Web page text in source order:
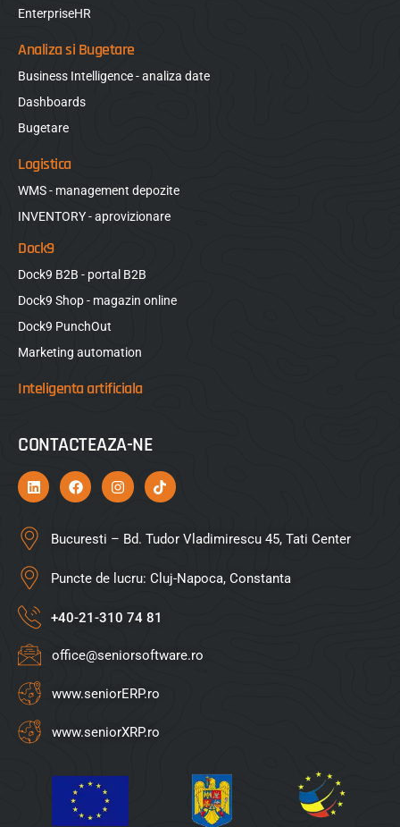
EnterpriseHR
Analiza si Bugetare
Business Intelligence - analiza date
Dashboards
Bugetare
Logistica
WMS - management depozite
INVENTORY - aprovizionare
Dock9
Dock9 B2B - portal B2B
Dock9 Shop - magazin online
Dock9 PunchOut
Marketing automation
Inteligenta artificiala
CONTACTEAZA-NE
Bucuresti – Bd. Tudor Vladimirescu 45, Tati Center
Puncte de lucru: Cluj-Napoca, Constanta
+40-21-310 74 81
office@seniorsoftware.ro
www.seniorERP.ro
www.seniorXRP.ro